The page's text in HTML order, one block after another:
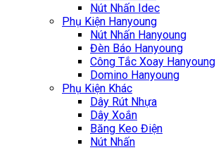
Nút Nhấn Idec
Phụ Kiện Hanyoung
Nút Nhấn Hanyoung
Đèn Báo Hanyoung
Công Tắc Xoay Hanyoung
Domino Hanyoung
Phụ Kiện Khác
Dây Rút Nhựa
Dây Xoắn
Băng Keo Điện
Nút Nhấn